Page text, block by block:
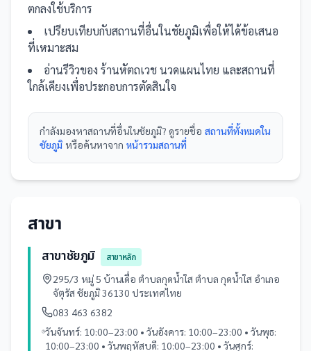
ตกลงใช้บริการ
เปรียบเทียบกับสถานที่อื่นในชัยภูมิเพื่อให้ได้ข้อเสนอ
ที่เหมาะสม
อ่านรีวิวของ ร้านหัตถเวช นวดแผนไทย และสถานที่
ใกล้เคียงเพื่อประกอบการตัดสินใจ
กำลังมองหาสถานที่อื่นในชัยภูมิ? ดูรายชื่อ สถานที่ทั้งหมดใน
ชัยภูมิ หรือค้นหาจาก หน้ารวมสถานที่
สาขา
สาขาชัยภูมิ
สาขาหลัก
295/3 หมู่ 5 บ้านเดื่อ ตำบลกุดนํ้าใส ตำบล กุดน้ำใส อำเภอ
จัตุรัส ชัยภูมิ 36130 ประเทศไทย
083 463 6382
วันจันทร์: 10:00–23:00 • วันอังคาร: 10:00–23:00 • วันพุธ:
10:00–23:00 • วันพฤหัสบดี: 10:00–23:00 • วันศุกร์: